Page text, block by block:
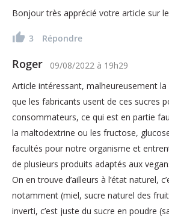
Bonjour très apprécié votre article sur
3 Répondre
Roger 09/08/2022 à 19h29
Article intéressant, malheureusement
que les fabricants usent de ces sucres
consommateurs, ce qui est en partie
la maltodextrine ou les fructose,
facultés pour notre organisme et
de plusieurs produits adaptés aux
On en trouve d’ailleurs à l’état naturel,
notamment (miel, sucre naturel des
inverti, c’est juste du sucre en poudre